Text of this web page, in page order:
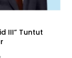
III” Tuntut